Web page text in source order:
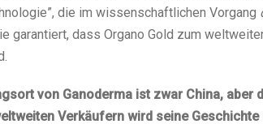
die im wissenschaftlichen Vorgang
garantiert, dass Organo Gold zum
von Ganoderma ist zwar China, aber
Verkäufern wird seine